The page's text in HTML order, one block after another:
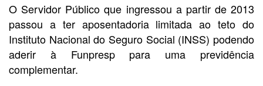
O Servidor Público que ingressou apartir de 2013
passou a ter aposentadoria limitada ao teto do
Instituto Nacional do Seguro Social (INSS) podendo
aderir à Funpresp para uma previdência
complementar.